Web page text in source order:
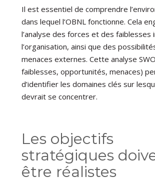
Il est essentiel de comprendre
dans lequel l’OBNL fonctionne. Cela
l’analyse des forces et des faiblesses
l’organisation, ainsi que des
menaces externes. Cette analyse
faiblesses, opportunités, menaces)
d’identifier les domaines clés sur
devrait se concentrer.
Les objectifs
stratégiques
être réalistes